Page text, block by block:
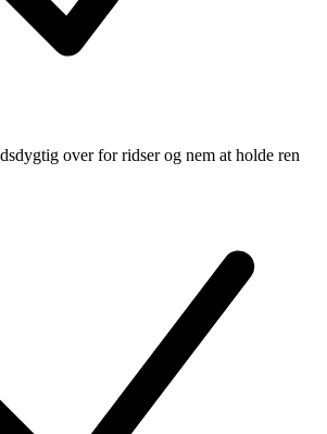
over for ridser og nem at holde ren